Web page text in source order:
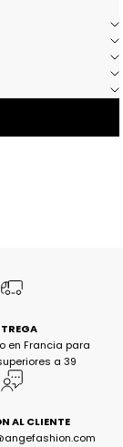
en Francia para
a 39
AL CLIENTE